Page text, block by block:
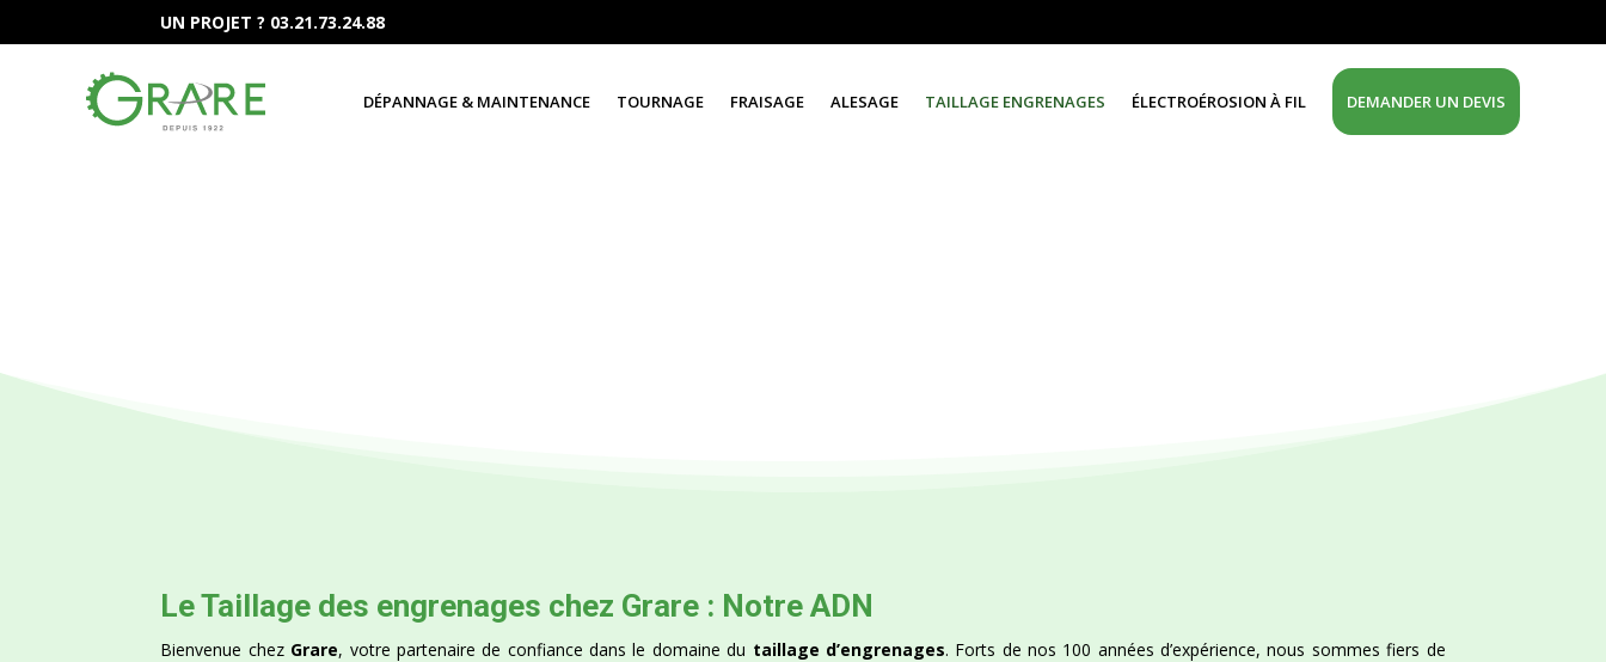
UN PROJET ? 03.21.73.24.88
DÉPANNAGE & MAINTENANCE TOURNAGE FRAISAGE ALESAGE TAILLAGE ENGRENAGES ÉLECTROÉROSION À FIL DEMANDER UN DEVIS
Le Taillage des engrenages chez Grare : Notre ADN
Bienvenue chez Grare, votre partenaire de confiance dans le domaine du taillage d’engrenages. Forts de nos 100 années d’expérience, nous sommes fiers de